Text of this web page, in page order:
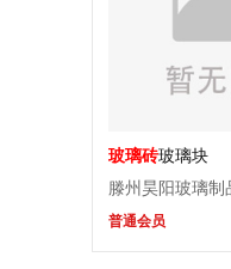
玻璃砖玻璃块
滕州昊阳玻璃制
普通会员